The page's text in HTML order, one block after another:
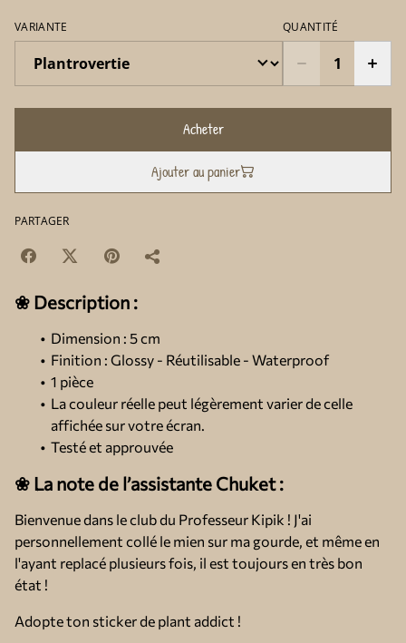
VARIANTE QUANTITÉ
Acheter
Ajouter au panier
PARTAGER
❀ Description :
Dimension : 5 cm
Finition : Glossy - Réutilisable - Waterproof
1 pièce
La couleur réelle peut légèrement varier de celle
affichée sur votre écran.
Testé et approuvée
❀ La note de l’assistante Chuket :
Bienvenue dans le club du Professeur Kipik ! J'ai
personnellement collé le mien sur ma gourde, et même en
l'ayant replacé plusieurs fois, il est toujours en très bon
état !
Adopte ton sticker de plant addict !